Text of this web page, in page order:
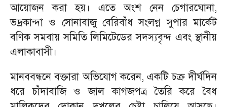
আয়োজন করা হয়। এতে অংশ নেন চেগারঘোনা,
ভদ্রকান্দা ও সোনাবাজু বেরিবাঁধ সংলগ্ন সুপার মার্কেট
বণিক সমবায় সমিতি লিমিটেডের সদস্যবৃন্দ এবং স্থানীয়
এলাকাবাসী।
মানববন্ধনে বক্তারা অভিযোগ করেন, একটি চক্র দীর্ঘদিন
ধরে চাঁদাবাজি ও জাল কাগজপত্র তৈরি করে বৈধ